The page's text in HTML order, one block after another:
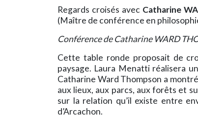
Regards croisés avec Catharine
(Maître de conférence en
Conférence de Catharine WARD
Cette table ronde proposait de
paysage. Laura Menatti réalisera
Catharine Ward Thompson a
aux lieux, aux parcs, aux forêts et
sur la relation qu’il existe entre
d’Arcachon.